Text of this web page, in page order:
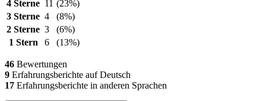
4 Sterne 11 (23%)
3 Sterne 4
(8%)
2 Sterne 3
(6%)
1 Stern
6 (13%)
46 Bewertungen
9 Erfahrungsberichte auf Deutsch
17 Erfahrungsberichte in anderen Sprachen